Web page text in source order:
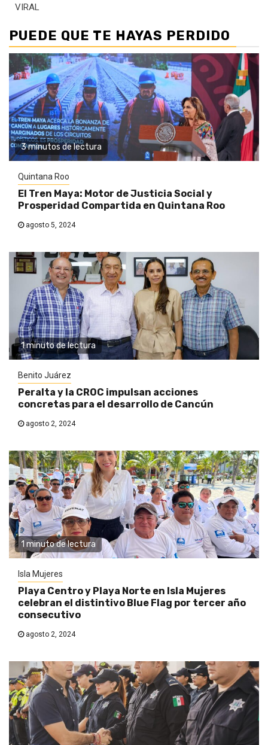
VIRAL
PUEDE QUE TE HAYAS PERDIDO
3 minutos de lectura
Quintana Roo
El Tren Maya: Motor de Justicia Social y
Prosperidad Compartida en Quintana Roo
agosto 5, 2024
1 minuto de lectura
Benito Juárez
Peralta y la CROC impulsan acciones
concretas para el desarrollo de Cancún
agosto 2, 2024
1 minuto de lectura
Isla Mujeres
Playa Centro y Playa Norte en Isla Mujeres
celebran el distintivo Blue Flag por tercer año
consecutivo
agosto 2, 2024